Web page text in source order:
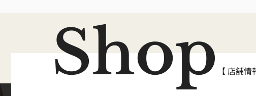
Shop 【 店舗情